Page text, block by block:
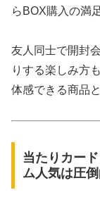
らBOX購入の満
友人同士で開封
りする楽しみ方
体感できる商品
当たりカー
ム人気は圧